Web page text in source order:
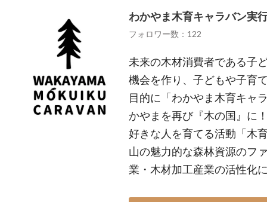
わかやま木育キャラバン実
フォロワー数：122
未来の木材消費者である子
機会を作り、子どもや子育
目的に「わかやま木育キャ
かやまを再び『木の国』に
好きな人を育てる活動「木
山の魅力的な森林資源のフ
業・木材加工産業の活性化